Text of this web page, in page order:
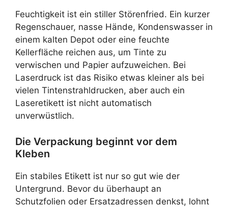
Feuchtigkeit ist ein stiller Störenfried. Ein kurzer
Regenschauer, nasse Hände, Kondenswasser in
einem kalten Depot oder eine feuchte
Kellerfläche reichen aus, um Tinte zu
verwischen und Papier aufzuweichen. Bei
Laserdruck ist das Risiko etwas kleiner als bei
vielen Tintenstrahldrucken, aber auch ein
Laseretikett ist nicht automatisch
unverwüstlich.
Die Verpackung beginnt vor dem
Kleben
Ein stabiles Etikett ist nur so gut wie der
Untergrund. Bevor du überhaupt an
Schutzfolien oder Ersatzadressen denkst, lohnt